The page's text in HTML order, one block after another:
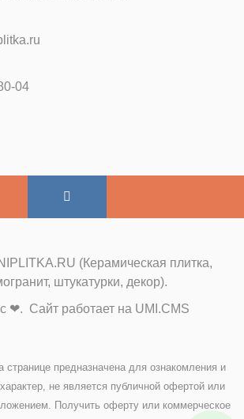
04
(Керамическая плитка,
штукатурки, декор).
❤. Сайт работает на UMI.CMS
предназначена для ознакомления и
не является публичной офертой или
Получить оферту или коммерческое